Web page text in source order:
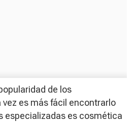
de los
es más fácil encontrarlo
especializadas es cosmética